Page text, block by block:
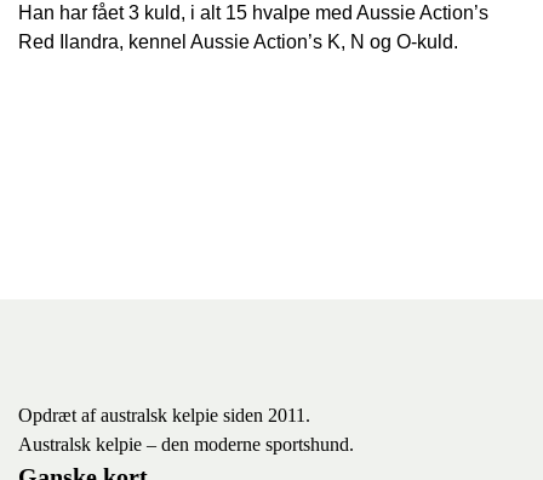
Han har fået 3 kuld, i alt 15 hvalpe med Aussie Action’s
Red Ilandra, kennel Aussie Action’s K, N og O-kuld.
Opdræt af australsk kelpie siden 2011.
Australsk kelpie – den moderne sportshund.